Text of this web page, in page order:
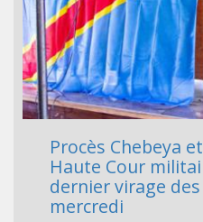
Procès Chebeya
Haute Cour
dernier virage
mercredi